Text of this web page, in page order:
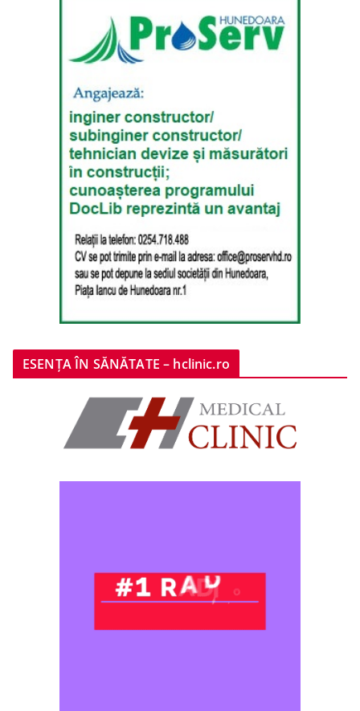
ESENȚA ÎN SĂNĂTATE – hclinic.ro